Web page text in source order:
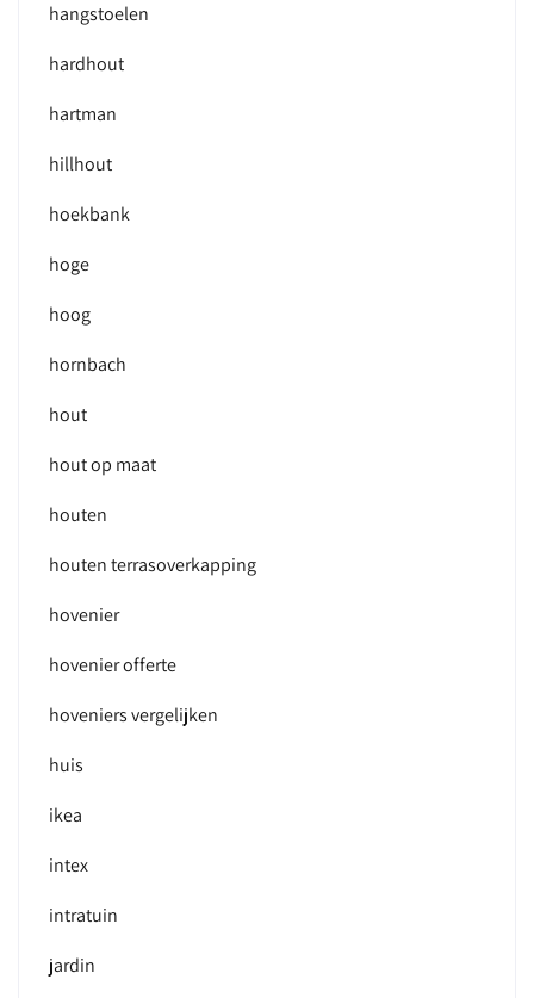
hangstoelen
hardhout
hartman
hillhout
hoekbank
hoge
hoog
hornbach
hout
hout op maat
houten
houten terrasoverkapping
hovenier
hovenier offerte
hoveniers vergelijken
huis
ikea
intex
intratuin
jardin